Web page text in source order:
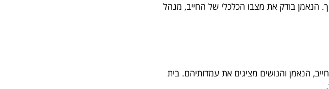
הנאמן בודק את מצבו הכלכלי של החייב, מנהל
הנאמן והנושים מציגים את עמדותיהם. בית